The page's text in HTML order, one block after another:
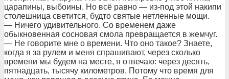
царапины, выбоины. Но всё равно — из-под этой накипи
столешница светится, будто святые нетленные мощи.
— Ничего удивительного. Со временем даже
обыкновенная сосновая смола превращается в жемчуг.
— Не говорите мне о времени. Что оно такое? Знаете,
когда я за рулем и меня спрашивают, через сколько
времени мы будем на месте, я отвечаю: через десять,
пятнадцать, тысячу километров. Потому что время для